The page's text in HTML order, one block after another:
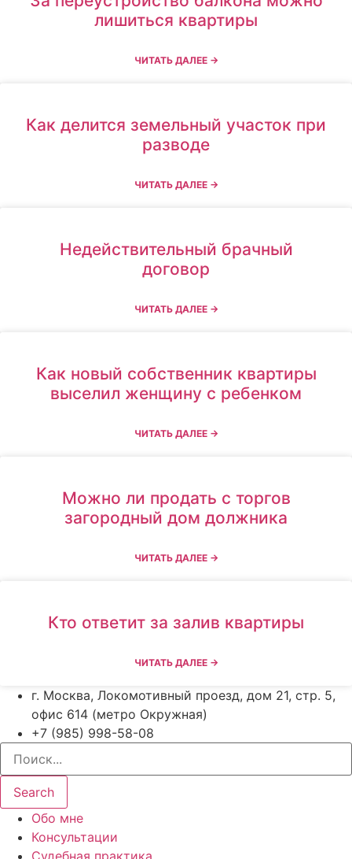
лишиться квартиры
ЧИТАТЬ ДАЛЕЕ →
Как делится земельный участок при
разводе
ЧИТАТЬ ДАЛЕЕ →
Недействительный брачный
договор
ЧИТАТЬ ДАЛЕЕ →
Как новый собственник квартиры
выселил женщину с ребенком
ЧИТАТЬ ДАЛЕЕ →
Можно ли продать с торгов
загородный дом должника
ЧИТАТЬ ДАЛЕЕ →
Кто ответит за залив квартиры
ЧИТАТЬ ДАЛЕЕ →
г. Москва, Локомотивный проезд, дом 21, стр. 5,
офис 614 (метро Окружная)
+7 (985) 998-58-08
Search
Обо мне
Консультации
Судебная практика